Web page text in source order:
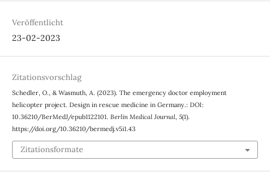
Veröffentlicht
23-02-2023
Zitationsvorschlag
Schedler, O., & Wasmuth, A. (2023). The emergency doctor employment
helicopter project. Design in rescue medicine in Germany.: DOI:
10.36210/BerMedJ/epub1122101. Berlin Medical Journal, 5(1).
https://doi.org/10.36210/bermedj.v5i1.43
Zitationsformate